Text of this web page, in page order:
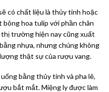
có chất liệu là thủy tinh hoặc
hoa tulip với phần chân
trường hiện nay cũng xuất
nhựa, nhưng chúng không
thật sự của rượu vang.
bằng thủy tinh và pha lê,
bắt mắt. Miệng ly được làm